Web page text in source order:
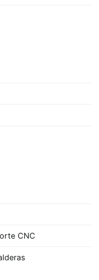
CNC